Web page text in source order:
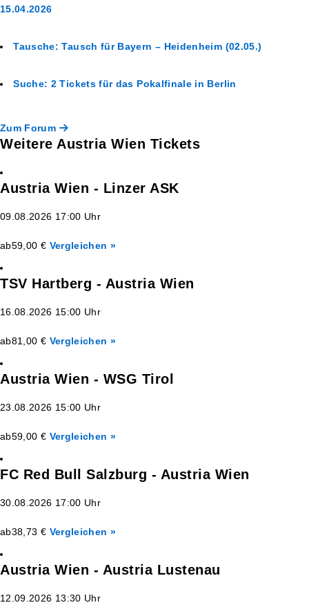
15.04.2026
Tausche: Tausch für Bayern – Heidenheim (02.05.)
Suche: 2 Tickets für das Pokalfinale in Berlin
Zum Forum
Weitere Austria Wien Tickets
Austria Wien - Linzer ASK
09.08.2026 17:00 Uhr
ab59,00 € Vergleichen »
TSV Hartberg - Austria Wien
16.08.2026 15:00 Uhr
ab81,00 € Vergleichen »
Austria Wien - WSG Tirol
23.08.2026 15:00 Uhr
ab59,00 € Vergleichen »
FC Red Bull Salzburg - Austria Wien
30.08.2026 17:00 Uhr
ab38,73 € Vergleichen »
Austria Wien - Austria Lustenau
12.09.2026 13:30 Uhr